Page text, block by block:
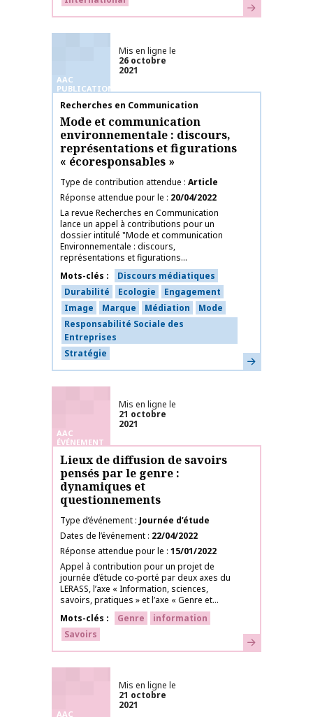
En savoir plus
AAC
PUBLICATIONS
Mis en ligne le
26 octobre
2021
Nom de la publication
Recherches en Communication
Mode et communication
environnementale : discours,
représentations et figurations
« écoresponsables »
Type de contribution attendue Article
Réponse attendue pour le
20/04/2022
La revue Recherches en Communication
lance un appel à contributions pour un
dossier intitulé "Mode et communication
Environnementale : discours,
représentations et figurations...
Mots-clés
Discours médiatiques
Durabilité
Ecologie
Engagement
Image
Marque Médiation
Mode
Responsabilité Sociale des
Entreprises
Stratégie
En savoir plus
AAC
ÉVÉNEMENT
Mis en ligne le
21 octobre
2021
Lieux de diffusion de savoirs
pensés par le genre :
dynamiques et
questionnements
Type d’événement Journée d’étude
Dates de l’événement 22/04/2022
Réponse attendue pour le 15/01/2022
Appel à contribution pour un projet de
journée d’étude co-porté par deux axes du
LERASS, l’axe « Information, sciences,
savoirs, pratiques » et l’axe « Genre et...
Mots-clés
Genre
information
Savoirs
En savoir plus
AAC
Mis en ligne le
21 octobre
2021